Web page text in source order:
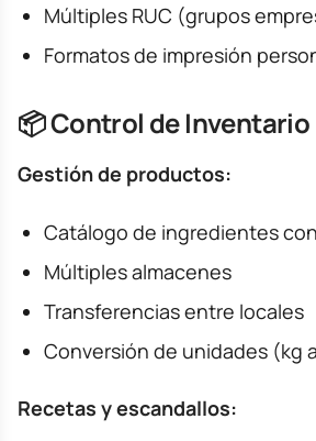
Múltiples RUC (grupos
Formatos de impresión
📦 Control de Inventario
Gestión de productos:
Catálogo de ingredientes
Múltiples almacenes
Transferencias entre locales
Conversión de unidades (kg
Recetas y escandallos: